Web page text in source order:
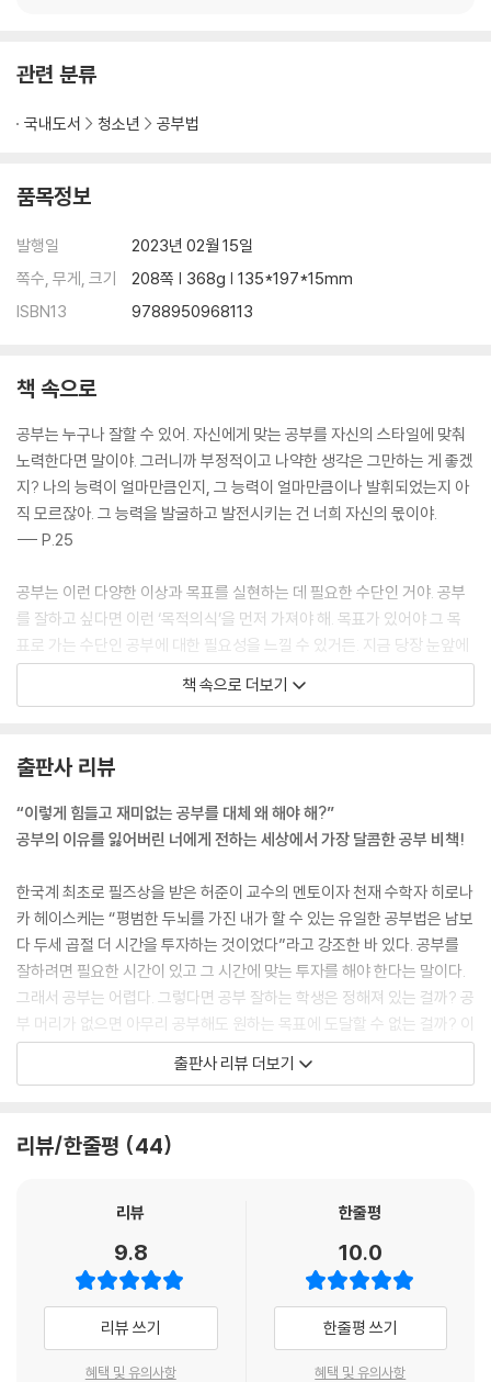
서울대생이 말하는 몰입의 비밀
3대 공부 도우미 활용법
공부를 방해하는 장애물 극복법
ㆍ이야기 되돌아보기
5부 공부가 인생의 목표는 아니야 -공부 독립 하기
독서로 부자 되기
공부 자극이 필요한 너에게
ㆍ공부가 재밌어지는 순간 - 조금 특별한 공부법
ㆍ이야기 되돌아보기
관련 분류
국내도서 청소년 공부법
품목정보
발행일
2023년 02월 15일
쪽수, 무게, 크기
208쪽 | 368g | 135*197*15mm
ISBN13
9788950968113
책 속으로
공부는 누구나 잘할 수 있어. 자신에게 맞는 공부를 자신의 스타일에 맞춰
노력한다면 말이야. 그러니까 부정적이고 나약한 생각은 그만하는 게 좋겠
지? 나의 능력이 얼마만큼인지, 그 능력이 얼마만큼이나 발휘되었는지 아
직 모르잖아. 그 능력을 발굴하고 발전시키는 건 너희 자신의 몫이야.
--- P.25
공부는 이런 다양한 이상과 목표를 실현하는 데 필요한 수단인 거야. 공부
를 잘하고 싶다면 이런 ‘목적의식’을 먼저 가져야 해. 목표가 있어야 그 목
표로 가는 수단인 공부에 대한 필요성을 느낄 수 있거든. 지금 당장 눈앞에
놓인 중간고사와 기말고사를 잘 보는 것보다 나는 어떻게 살고 싶은지, 꿈
이 무엇인지, 무엇을 이루고 싶은지 생각하고 목표를 먼저 정하는 게 훨씬
많은 친구들이 입시 위주의 공부만 하느라 자신에게 어떤 꿈이 있는지 잘
모르고 있는 경우가 많잖아. 그럴 때는 내가 닮고 싶은 사람이 있는지, 무엇
잘하는 과목이나 재미있어 하는 과목이 무엇인지 생각해 보는 것도 좋아.
--- P.32
좋은 습관을 만들기 위한 구체적인 방법과 전략보다 ‘좋은 습관이 형성되
면 무엇이 좋은가’에 대해서 먼저 알아야 하는 이유가 바로 여기에 있어. 다
시 말해서 내가 왜 그 습관을 가져야 하는지에 대한 분명한 자기인식부터
있어야 한다는 거지.
나 공부에 흥미를 느끼기 시작하면 그 과정에서 무척 큰 성취감을 느낄 수
한 계획을 세워서 중간에 포기하지 말고, 자신에게 맞는 계획을 세워서 그
것을 자기 것으로 만드는 성공 경험을 해봐. 아주 작은 계획이라도 성공하
고 나면 ‘다음엔 조금 더 큰 계획을 세워볼까?’ 하는 도전의식이 생길 거야.
--- P.78
우리가 알고 있는 지식은 크게 두 가지로 구분할 수 있어. ‘남들에게 설명할
책 속으로 더보기
출판사 리뷰
“이렇게 힘들고 재미없는 공부를 대체 왜 해야 해?”
공부의 이유를 잃어버린 너에게 전하는 세상에서 가장 달콤한 공부 비책!
한국계 최초로 필즈상을 받은 허준이 교수의 멘토이자 천재 수학자 히로나
카 헤이스케는 “평범한 두뇌를 가진 내가 할 수 있는 유일한 공부법은 남보
다 두세 곱절 더 시간을 투자하는 것이었다”라고 강조한 바 있다. 공부를
잘하려면 필요한 시간이 있고 그 시간에 맞는 투자를 해야 한다는 말이다.
그래서 공부는 어렵다. 그렇다면 공부 잘하는 학생은 정해져 있는 걸까? 공
부 머리가 없으면 아무리 공부해도 원하는 목표에 도달할 수 없는 걸까? 이
책의 저자 신종호 교수는 절대 그렇지 않다고 단언한다. 누구나 공부를 잘
할 수 있고, 누구나 자발적으로 즐겁게 공부할 수 있는 법을 이 책에 담아
세상의 모든 학생들은 공부 고민을 한다. ‘성적이 떨어지면 어쩌나’, ‘어떻
많은 걱정거리가 학생들의 어깨를 짓누른다. 이 책은 억지로 하는 공부, 마
미와 이유를 찾고, 자기효능감과 결정권 아래에서 좋은 공부법을 습관화한
다면 누구나 ‘공부 천재’가 될 수 있다는 것이다. 저자는 그 시작으로 공부
를 해야 하는 자신만의 이유를 먼저 찾아야 한다고 말한다. ‘왜 공부를 해야
하는가’에 대한 자기만의 답을 찾아야 공부 능률이 오르고 공부 역량을 최
대치로 끌어올릴 수 있다는 것이다. 그런 공부 마음이 단단히 다져진 뒤에
출판사 리뷰 더보기
리뷰/한줄평 44
리뷰
9.8
리뷰 쓰기
혜택 및 유의사항
한줄평
10.0
한줄평 쓰기
혜택 및 유의사항